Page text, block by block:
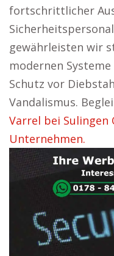
fortschrittlicher
gewährleisten wir
modernen
Schutz vor
Vandalismus.
Varrel bei Sulingen
Unternehmen.